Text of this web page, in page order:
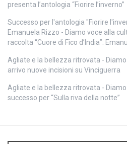
presenta l’antologia “Fiorire l’inverno”
Successo per l'antologia "Fiorire
Emanuela Rizzo - Diamo voce alla
raccolta “Cuore di Fico d’India”:
Agliate e la bellezza ritrovata -
arrivo nuove incisioni su Vinciguerra
Agliate e la bellezza ritrovata -
successo per “Sulla riva della notte”